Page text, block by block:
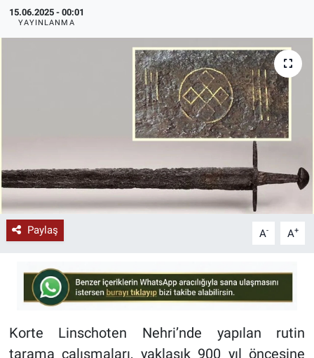
15.06.2025 - 00:01
YAYINLANMA
Paylaş A- A+
Korte Linschoten Nehri’nde yapılan rutin
tarama çalışmaları, yaklaşık 900 yıl öncesine
YAŞAM